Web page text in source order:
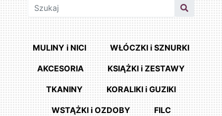
MULINY i NICI WŁÓCZKI i SZNURKI
AKCESORIA KSIĄŻKI i ZESTAWY
TKANINY KORALIKI i GUZIKI
WSTĄŻKI i OZDOBY FILC